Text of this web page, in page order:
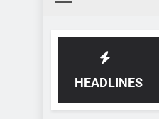
HEADLINES
Evolusi Seni Pixel, Dari